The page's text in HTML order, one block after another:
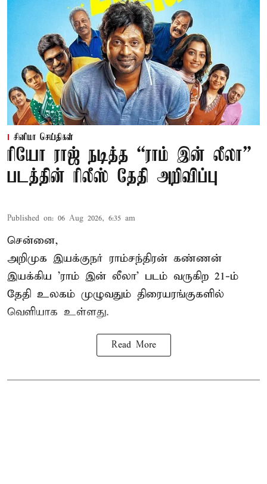
சினிமா செய்திகள்
ரியோ ராஜ் நடித்த “ராம் இன் லீலா”
படத்தின் ரிலீஸ் தேதி அறிவிப்பு
Published on: 06 Aug 2026, 6:35 am
சென்னை,
அறிமுக இயக்குநர் ராம்சந்திரன் கண்ணன்
இயக்கிய 'ராம் இன் லீலா' படம் வருகிற 21-ம்
தேதி உலகம் முழுவதும் திரையரங்குகளில்
வெளியாக உள்ளது.
Read More